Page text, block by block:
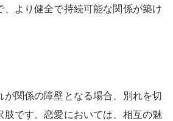
、より健全で持続可能な関係が築け
が関係の障壁となる場合、別れを切
肢です。恋愛においては、相互の魅